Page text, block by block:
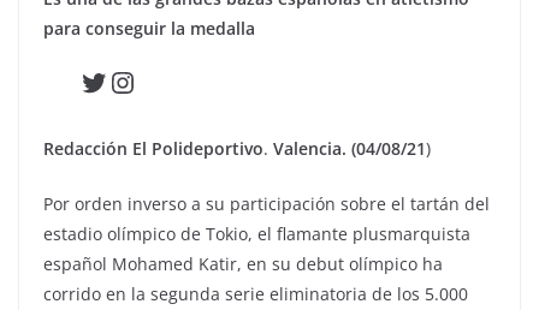
para conseguir la medalla
Twitter
Instagram
Redacción El Polideportivo. Valencia. (04/08/21)
Por orden inverso a su participación sobre el tartán del
estadio olímpico de Tokio, el flamante plusmarquista
español Mohamed Katir, en su debut olímpico ha
corrido en la segunda serie eliminatoria de los 5.000